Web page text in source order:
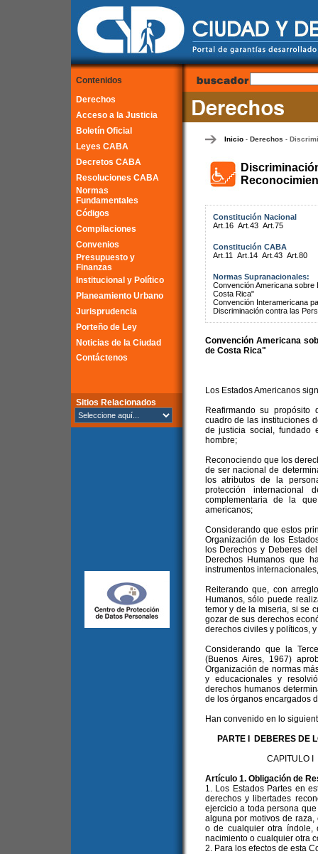
Contenidos
Derechos
Acceso a la Justicia
Boletín Oficial
Leyes CABA
Decretos CABA
Resoluciones CABA
Normas
Fundamentales
Códigos
Compilaciones
Convenios
Presupuesto y
Finanzas
Institucional y Político
Planeamiento Urbano
Jurisprudencia
Porteño de Ley
Noticias de la Ciudad
Contáctenos
Sitios Relacionados
Inicio- Derechos -
Constitución Nacional
Art.16 Art.43 Art.75
Constitución CABA
Art.11
Art.14 Art.43 Art.80
Normas Supranacionales:
Convención Americana
Costa Rica"
Convención Interamericana
Discriminación contra las
Convención Americana
de Costa Rica"
Los Estados Americanos
Reafirmando su
cuadro de las instituciones
de justicia social, fundado
hombre;
Reconociendo que los
de ser nacional de
los atributos de la
protección internacional
complementaria de la
americanos;
Considerando que estos
Organización de los
los Derechos y Deberes
Derechos Humanos que
instrumentos
Reiterando que, con
Humanos, sólo puede
temor y de la miseria, si se
gozar de sus derechos
derechos civiles y políticos, y
Considerando que la
(Buenos Aires, 1967)
Organización de normas
y educacionales y
derechos humanos
de los órganos encargados
Han convenido en lo
PARTE I DEBERES DE
CAPITULO I
Artículo 1. Obligación de
1. Los Estados Partes en
derechos y libertades
ejercicio a toda persona
alguna por motivos de
o de cualquier otra índole,
nacimiento o cualquier otra
2. Para los efectos de esta